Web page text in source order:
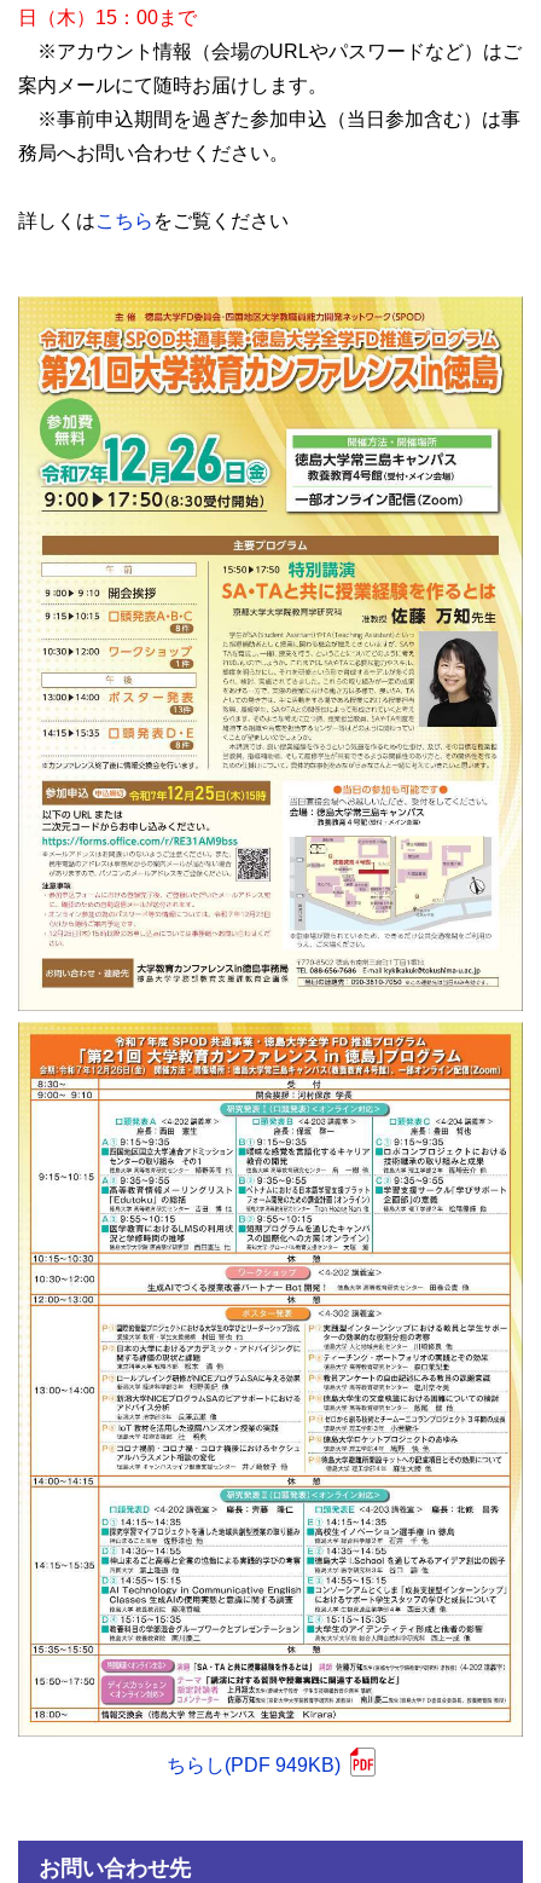
日（木）15：00まで
※アカウント情報（会場のURLやパスワードなど）はご
案内メールにて随時お届けします。
※事前申込期間を過ぎた参加申込（当日参加含む）は事
務局へお問い合わせください。
詳しくはこちら をご覧ください
ちらし(PDF 949KB)
お問い合わせ先